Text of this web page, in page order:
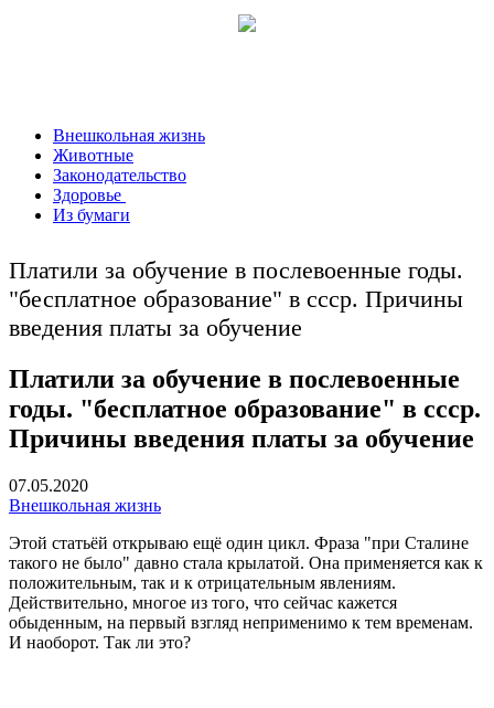
Внешкольная жизнь
Животные
Законодательство
Здоровье
Из бумаги
Платили за обучение в послевоенные годы.
"бесплатное образование" в ссср. Причины
введения платы за обучение
Платили за обучение в послевоенные
годы. "бесплатное образование" в ссср.
Причины введения платы за обучение
07.05.2020
Внешкольная жизнь
Этой статьёй открываю ещё один цикл. Фраза "при Сталине
такого не было" давно стала крылатой. Она применяется как к
положительным, так и к отрицательным явлениям.
Действительно, многое из того, что сейчас кажется
обыденным, на первый взгляд неприменимо к тем временам.
И наоборот. Так ли это?